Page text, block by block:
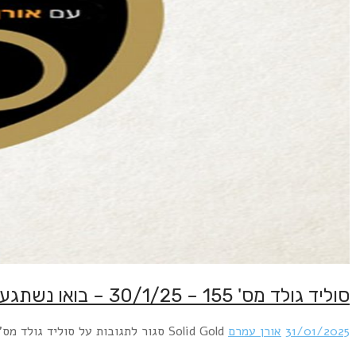
סוליד גולד מס' 155 – 30/1/25 – בואו נשתגע !
31/01/2025 אורן עמרם Solid Gold סגור לתגובות על סוליד גולד מס' 155 – 30/1/25 – בואו